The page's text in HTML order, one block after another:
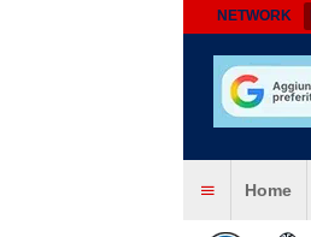
NETWORK
Home